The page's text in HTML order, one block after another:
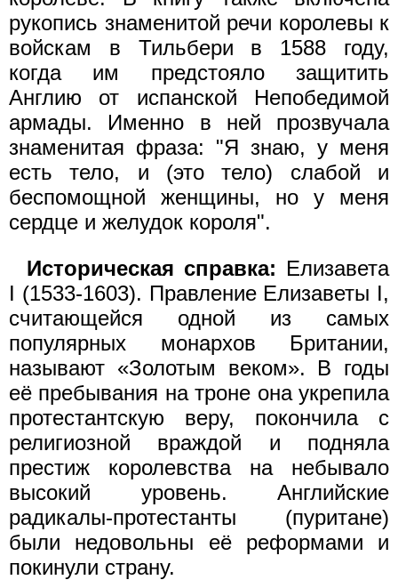
рукопись знаменитой речи королевы к
войскам в Тильбери в 1588 году,
когда им предстояло защитить
Англию от испанской Непобедимой
армады. Именно в ней прозвучала
знаменитая фраза: "Я знаю, у меня
есть тело, и (это тело) слабой и
беспомощной женщины, но у меня
сердце и желудок короля".
Историческая справка: Елизавета
I (1533-1603). Правление Елизаветы I,
считающейся одной из самых
популярных монархов Британии,
называют «Золотым веком». В годы
её пребывания на троне она укрепила
протестантскую веру, покончила с
религиозной враждой и подняла
престиж королевства на небывало
высокий уровень. Английские
радикалы-протестанты (пуритане)
были недовольны её реформами и
покинули страну.